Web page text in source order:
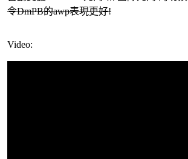
令DmPB的awp表現更好!
Video: